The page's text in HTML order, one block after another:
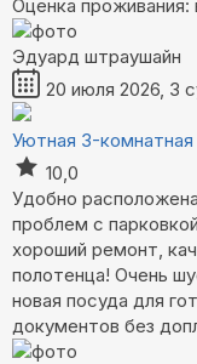
Оценка проживания:
Эдуард штраушайн
20 июля 2026, 3
Уютная 3-
10,0
Удобно
проблем с
хороший ремонт,
полотенца! Очень
новая посуда для
документов без